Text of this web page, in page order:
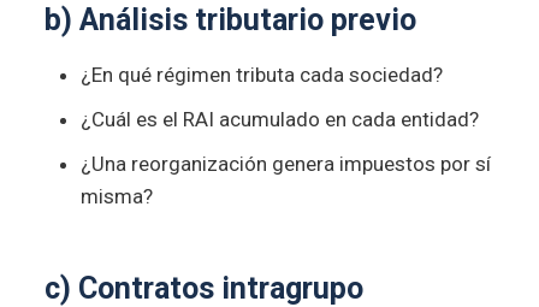
b) Análisis tributario previo
¿En qué régimen tributa cada sociedad?
¿Cuál es el RAI acumulado en cada entidad?
¿Una reorganización genera impuestos por sí
misma?
c) Contratos intragrupo